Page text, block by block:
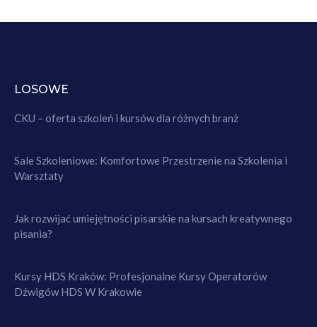
LOSOWE
CKU – oferta szkoleń i kursów dla różnych branż
Sale Szkoleniowe: Komfortowe Przestrzenie na Szkolenia i
Warsztaty
Jak rozwijać umiejętności pisarskie na kursach kreatywnego
pisania?
Kursy HDS Kraków: Profesjonalne Kursy Operatorów
Dźwigów HDS W Krakowie